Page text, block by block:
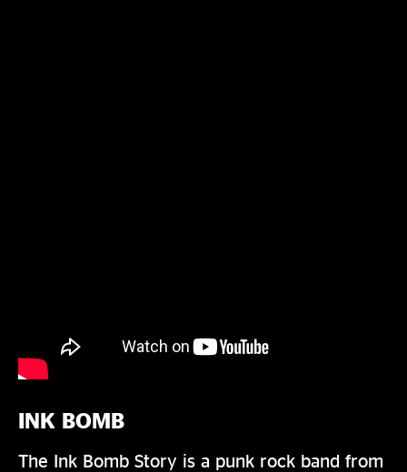
INK BOMB
The Ink Bomb Story is a punk rock band from